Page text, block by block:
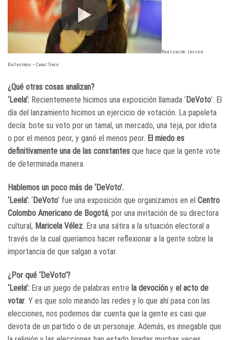
Realización: Jessica
Ballesteros – Canal Trece
¿Qué otras cosas analizan?
‘Leela’: Recientemente hicimos una exposición llamada ‘DeVoto’. El
día del lanzamiento hicimos un ejercicio de votación. La papeleta
decía: bote su voto por un tamal, un mercado, una teja, por idiota
o por el menos peor, y ganó el menos peor. El miedo es
definitivamente una de las constantes que hace que la gente vote
de determinada manera.
Hablemos un poco más de ‘DeVoto’.
‘Leela’: ‘DeVoto’ fue una exposición que organizamos en el Centro
Colombo Americano de Bogotá, por una invitación de su directora
cultural, Maricela Vélez. Era una sátira a la situación electoral a
través de la cual queríamos hacer reflexionar a la gente sobre la
importancia de que salgan a votar.
¿Por qué ‘DeVoto’?
‘Leela’: Era un juego de palabras entre la devoción y el acto de
votar. Y es que solo mirando las redes y lo que ahí pasa con las
elecciones, nos podemos dar cuenta que la gente es casi que
devota de un partido o de un personaje. Además, es innegable que